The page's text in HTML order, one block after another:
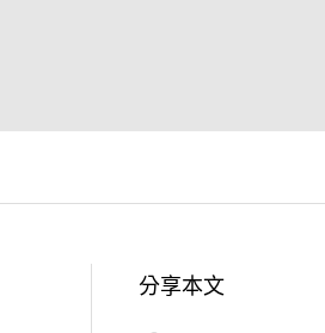
分享本文